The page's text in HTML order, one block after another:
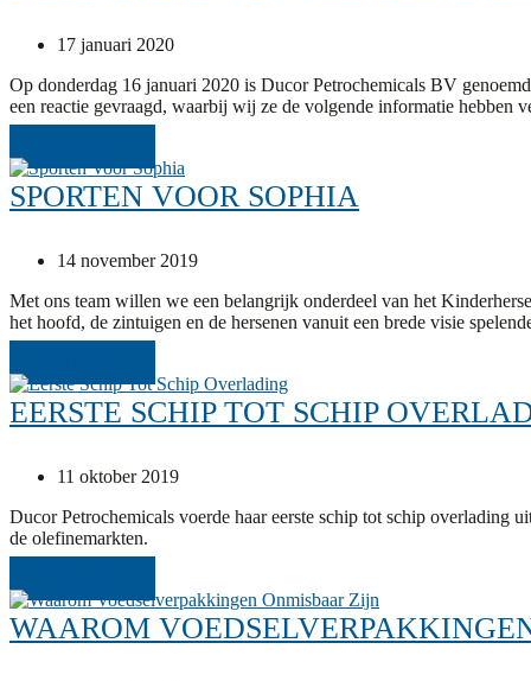
17 januari 2020
Op donderdag 16 januari 2020 is Ducor Petrochemicals BV
een reactie gevraagd, waarbij wij ze de volgende informatie hebben
SPORTEN VOOR SOPHIA
14 november 2019
Met ons team willen we een belangrijk onderdeel van het
het hoofd, de zintuigen en de hersenen vanuit een brede visie
EERSTE SCHIP TOT SCHIP
11 oktober 2019
Ducor Petrochemicals voerde haar eerste schip tot schip overlading
de olefinemarkten.
WAAROM